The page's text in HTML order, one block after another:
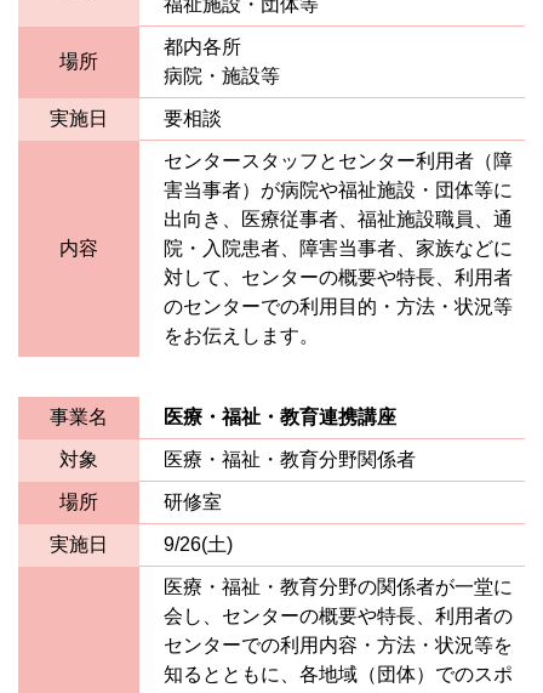
場所
都内各所
病院・施設等
実施日 要相談
内容
センタースタッフとセンター利用者（障
害当事者）が病院や福祉施設・団体等に
出向き、医療従事者、福祉施設職員、通
院・入院患者、障害当事者、家族などに
対して、センターの概要や特長、利用者
のセンターでの利用目的・方法・状況等
をお伝えします。
事業名 医療・福祉・教育連携講座
対象 医療・福祉・教育分野関係者
場所 研修室
実施日 9/26(土)
医療・福祉・教育分野の関係者が一堂に
会し、センターの概要や特長、利用者の
センターでの利用内容・方法・状況等を
知るとともに、各地域（団体）でのスポ